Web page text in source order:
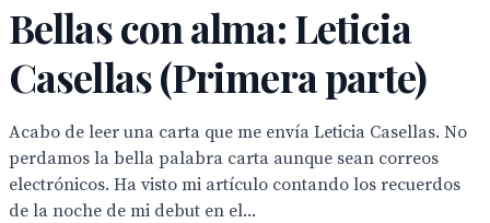
Bellas con alma: Leticia
Casellas (Primera parte)
Acabo de leer una carta que me envía Leticia Casellas. No
perdamos la bella palabra carta aunque sean correos
electrónicos. Ha visto mi artículo contando los recuerdos
de la noche de mi debut en el...